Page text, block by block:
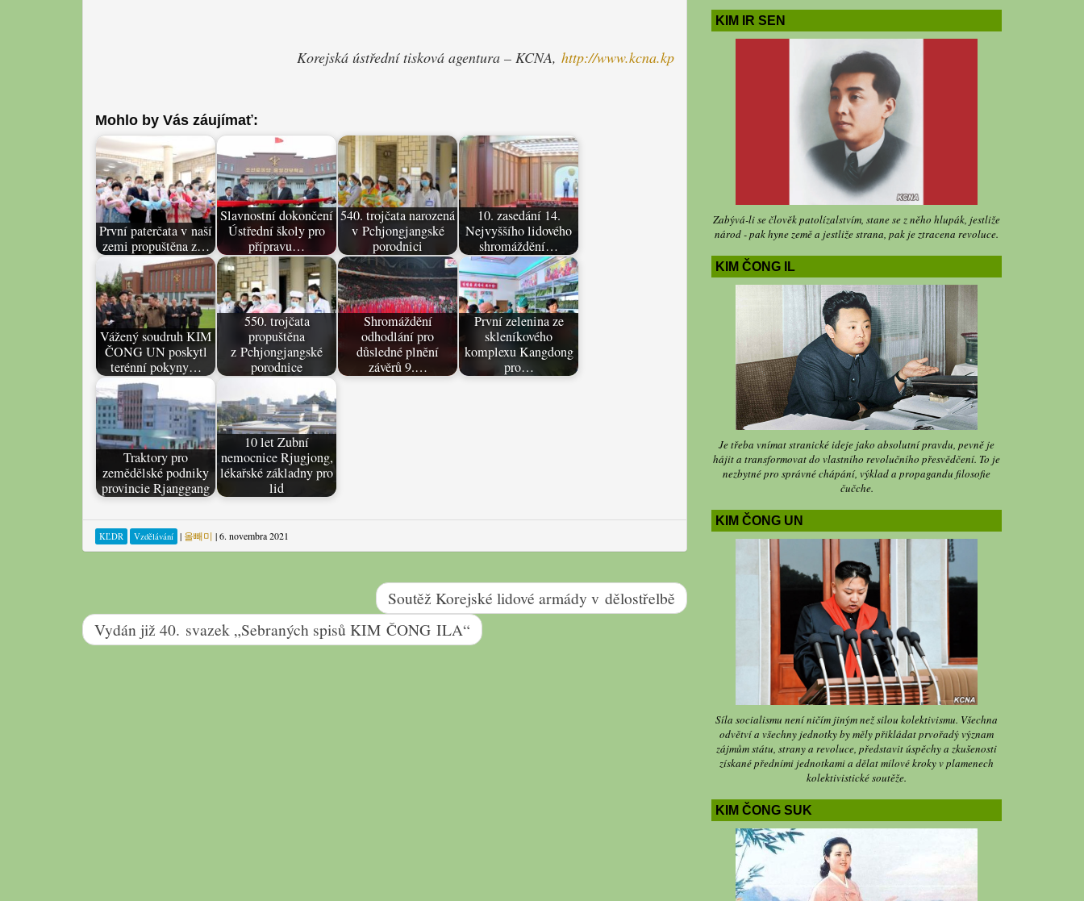
Korejská ústřední tisková agentura – KCNA, http://www.kcna.kp
Mohlo by Vás záujímať:
První paterčata v naší
zemi propuštěna z…
Slavnostní dokončení
Ústřední školy pro
přípravu…
540. trojčata narozená
v Pchjongjangské
porodnici
10. zasedání 14.
Nejvyššího lidového
shromáždění…
Vážený soudruh KIM
ČONG UN poskytl
terénní pokyny…
550. trojčata
propuštěna
z Pchjongjangské
porodnice
Shromáždění
odhodlání pro
důsledné plnění
závěrů 9.…
První zelenina ze
skleníkového
komplexu Kangdong
pro…
Traktory pro
zemědělské podniky
provincie Rjanggang
10 let Zubní
nemocnice Rjugjong,
lékařské základny pro
lid
KĽDR Vzdělávání | 올빼미 |6. novembra 2021
Soutěž Korejské lidové armády v dělostřelbě
Vydán již 40. svazek „Sebraných spisů KIM ČONG ILA“
KIM IR SEN
Zabývá-li se člověk patolízalstvím, stane se z něho hlupák, jestliže
národ - pak hyne země a jestliže strana, pak je ztracena revoluce.
KIM ČONG IL
Je třeba vnímat stranické ideje jako absolutní pravdu, pevně je
hájit a transformovat do vlastního revolučního přesvědčení. To je
nezbytné pro správné chápání, výklad a propagandu filosofie
čučche.
KIM ČONG UN
Síla socialismu není ničím jiným než silou kolektivismu. Všechna
odvětví a všechny jednotky by měly přikládat prvořadý význam
zájmům státu, strany a revoluce, představit úspěchy a zkušenosti
získané předními jednotkami a dělat mílové kroky v plamenech
kolektivistické soutěže.
KIM ČONG SUK